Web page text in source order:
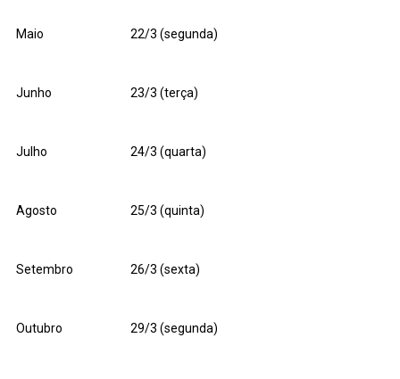
Maio 22/3 (segunda)
Junho 23/3 (terça)
Julho 24/3 (quarta)
Agosto 25/3 (quinta)
Setembro 26/3 (sexta)
Outubro 29/3 (segunda)